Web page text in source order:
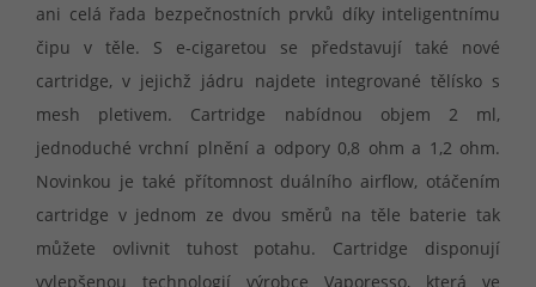
ani celá řada bezpečnostních prvků díky inteligentnímu
čipu v těle. S e-cigaretou se představují také nové
cartridge, v jejichž jádru najdete integrované tělísko s
mesh pletivem. Cartridge nabídnou objem 2 ml,
jednoduché vrchní plnění a odpory 0,8 ohm a 1,2 ohm.
Novinkou je také přítomnost duálního airflow, otáčením
cartridge v jednom ze dvou směrů na těle baterie tak
můžete ovlivnit tuhost potahu. Cartridge disponují
vylepšenou technologií výrobce Vaporesso, která ve